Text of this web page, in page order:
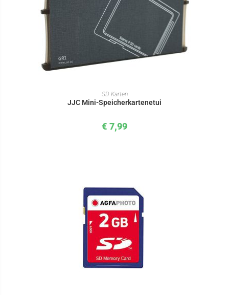
IN DEN WARENKORB
SD Karten
JJC Mini-Speicherkartenetui
€ 7,99